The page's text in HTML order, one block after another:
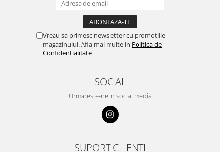
Vreau sa primesc newsletter cu promotiile
magazinului. Afla mai multe in Politica de
Confidentialitate
SOCIAL
Urmareste-ne in social media
SUPORT CLIENTI